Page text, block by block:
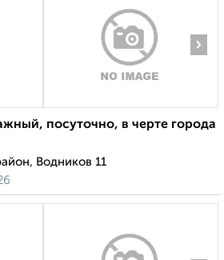
›
посуточно, в черте города
Водников 11